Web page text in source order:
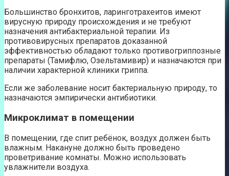
Большинство бронхитов, ларинготрахеитов имеют
вирусную природу происхождения и не требуют
назначения антибактериальной терапии. Из
противовирусных препаратов доказанной
эффективностью обладают только противогриппозные
препараты (Тамифлю, Озельтамивир) и назначаются при
наличии характерной клиники гриппа.
Если же заболевание носит бактериальную природу, то
назначаются эмпирически антибиотики.
Микроклимат в помещении
В помещении, где спит ребёнок, воздух должен быть
влажным. Накануне должно быть проведено
проветривание комнаты. Можно использовать
увлажнители воздуха.